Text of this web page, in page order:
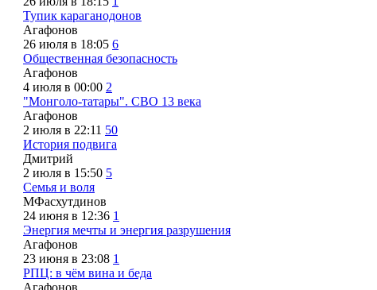
Тупик караганодонов
Агафонов
26 июля в 18:05 6
Общественная безопасность
Агафонов
4 июля в 00:00 2
"Монголо-татары". СВО 13 века
Агафонов
2 июля в 22:11 50
История подвига
Дмитрий
2 июля в 15:50 5
Семья и воля
МФасхутдинов
24 июня в 12:36 1
Энергия мечты и энергия разрушения
Агафонов
23 июня в 23:08 1
РПЦ: в чём вина и беда